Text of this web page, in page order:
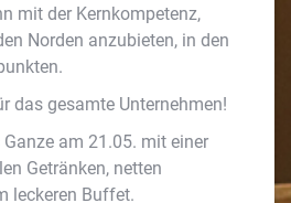
mit der Kernkompetenz,
Norden anzubieten, in den
das gesamte Unternehmen!
am 21.05. mit einer
Getränken, netten
leckeren Buffet.